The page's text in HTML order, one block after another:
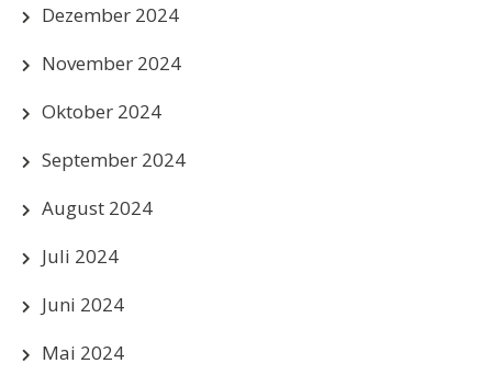
Dezember 2024
November 2024
Oktober 2024
September 2024
August 2024
Juli 2024
Juni 2024
Mai 2024